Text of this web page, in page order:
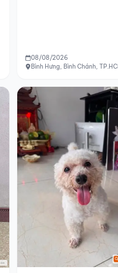
08/08/2026
Bình Hưng, Bình Chánh,